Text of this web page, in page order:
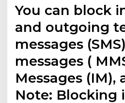
You can block
and outgoing
messages
messages (
Messages (IM),
Note: Blocking